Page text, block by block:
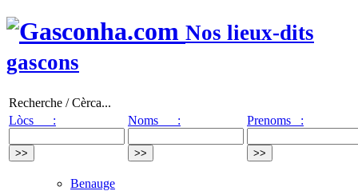
Nos lieux-dits
gascons
Recherche / Cèrca...
Lòcs :
Noms : Prenoms :
Benauge